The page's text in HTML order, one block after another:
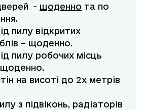
- щоденно та по
пилу відкритих
– щоденно.
пилу робочих місць
щоденно.
на висоті до 2х метрів
з підвіконь, радіаторів